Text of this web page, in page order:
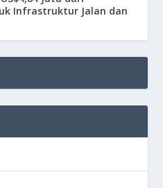
Infrastruktur Jalan dan